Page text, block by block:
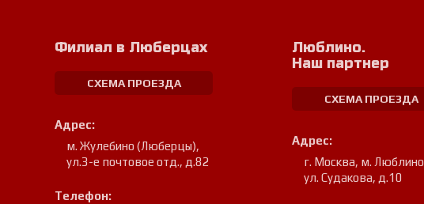
Филиал в Люберцах
СХЕМА ПРОЕЗДА
Адрес:
м. Жулебино (Люберцы),
ул.3-е почтовое отд., д.82
Телефон:
Люблино.
Наш партнер
СХЕМА ПРОЕЗДА
Адрес:
г. Москва, м. Люблино
ул. Судакова, д.10